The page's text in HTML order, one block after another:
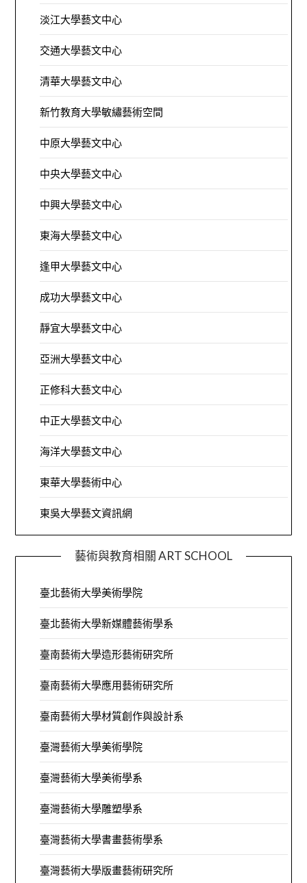
淡江大學藝文中心
交通大學藝文中心
清華大學藝文中心
新竹教育大學敏繡藝術空間
中原大學藝文中心
中央大學藝文中心
中興大學藝文中心
東海大學藝文中心
逢甲大學藝文中心
成功大學藝文中心
靜宜大學藝文中心
亞洲大學藝文中心
正修科大藝文中心
中正大學藝文中心
海洋大學藝文中心
東華大學藝術中心
東吳大學藝文資訊網
藝術與教育相關 ART SCHOOL
臺北藝術大學美術學院
臺北藝術大學新媒體藝術學系
臺南藝術大學造形藝術研究所
臺南藝術大學應用藝術研究所
臺南藝術大學材質創作與設計系
臺灣藝術大學美術學院
臺灣藝術大學美術學系
臺灣藝術大學雕塑學系
臺灣藝術大學書畫藝術學系
臺灣藝術大學版畫藝術研究所